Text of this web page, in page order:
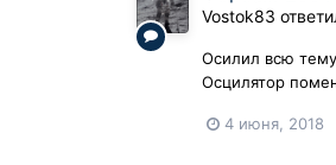
Vostok83
Осилил всю
Осцилятор
4 июня, 2018